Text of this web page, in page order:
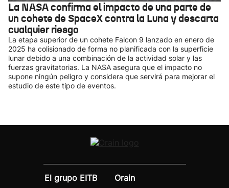
La NASA confirma el impacto de una parte de
un cohete de SpaceX contra la Luna y descarta
cualquier riesgo
La etapa superior de un cohete Falcon 9 lanzado en enero de
2025 ha colisionado de forma no planificada con la superficie
lunar debido a una combinación de la actividad solar y las
fuerzas gravitatorias. La NASA asegura que el impacto no
supone ningún peligro y considera que servirá para mejorar el
estudio de este tipo de eventos.
El grupo EITB
Orain